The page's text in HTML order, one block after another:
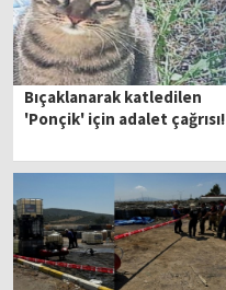
Bıçaklanarak katledilen
'Ponçik' için adalet çağrısı!